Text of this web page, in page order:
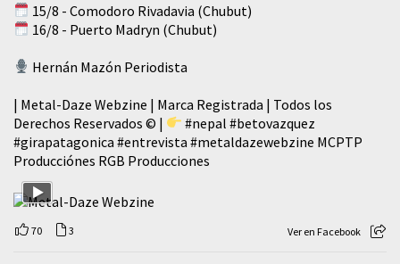
15/8 - Comodoro Rivadavia (Chubut)
16/8 - Puerto Madryn (Chubut)
Hernán Mazón Periodista
| Metal-Daze Webzine | Marca Registrada | Todos los
Derechos Reservados © |
#nepal #betovazquez
#girapatagonica #entrevista #metaldazewebzine MCPTP
Producciónes RGB Producciones
70 3 Ver en Facebook